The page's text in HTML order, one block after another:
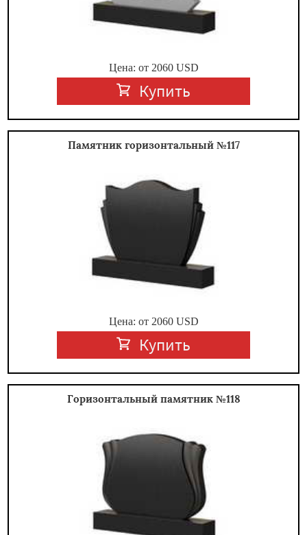
Цена: от 2060USD
Купить
Памятник горизонтальный №117
Цена: от 2060USD
Купить
Горизонтальный памятник №118